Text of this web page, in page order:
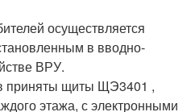
осуществляется
в вводно-
ВРУ.
приняты щиты ЩЭ3401 ,
этажа, с электронными